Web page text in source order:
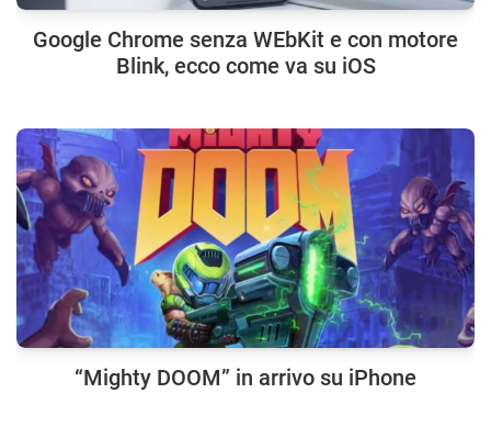
Google Chrome senza WEbKit e con motore
Blink, ecco come va su iOS
“Mighty DOOM” in arrivo su iPhone